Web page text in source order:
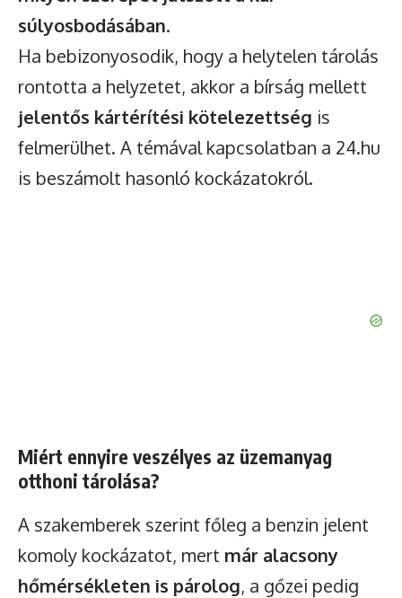
súlyosbodásában.
Ha bebizonyosodik, hogy a helytelen tárolás
rontotta a helyzetet, akkor a bírság mellett
jelentős kártérítési kötelezettség is
felmerülhet. A témával kapcsolatban a 24.hu
is beszámolt hasonló kockázatokról.
Miért ennyire veszélyes az üzemanyag
otthoni tárolása?
A szakemberek szerint főleg a benzin jelent
komoly kockázatot, mert már alacsony
hőmérsékleten is párolog, a gőzei pedig